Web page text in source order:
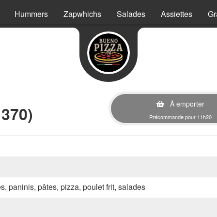
Hummers Zapwhichs Salades Assiettes
À emporter
Précommande pour 11h20
paninis, pâtes, pizza, poulet frit, salades